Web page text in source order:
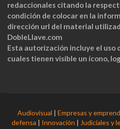
redaccionales citando la
condición de colocar en la
dirección url del material
DobleLlave.com
Esta autorización incluye el uso
cuales tienen visible un ícono,
Audiovisual | Empresas y
defensa | Innovación | Judiciales y